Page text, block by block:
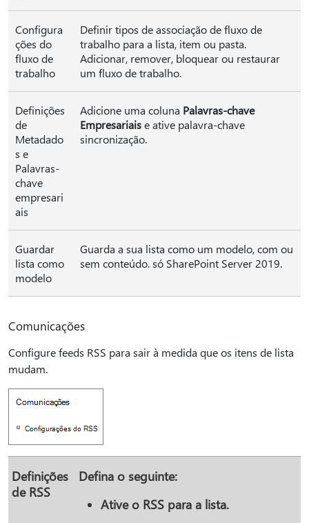
Configura
ções do
fluxo de
trabalho
Definir tipos de associação de fluxo de
trabalho para a lista, item ou pasta.
Adicionar, remover, bloquear ou restaurar
um fluxo de trabalho.
Definições
de
Metadado
s e
Palavras-
chave
empresari
ais
Adicione uma coluna Palavras-chave
Empresariaise ative palavra-chave
sincronização.
Guardar
lista como
modelo
Guarda a sua lista como um modelo, com ou
sem conteúdo. só SharePoint Server 2019.
Comunicações
Configure feeds RSS para sair à medida que os itens de lista
mudam.
Definições
de RSS
Defina o seguinte:
Ative o RSS para a lista.